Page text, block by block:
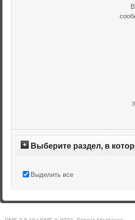
Выберите раздел, в
Выделить все